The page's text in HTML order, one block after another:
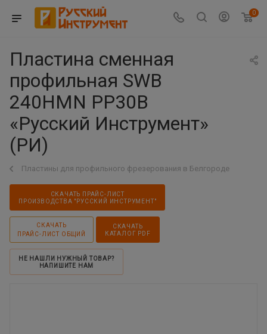
0
Пластина сменная
профильная SWB
240HMN PP30B
«Русский Инструмент»
(РИ)
Пластины для профильного фрезерования в Белгороде
СКАЧАТЬ ПРАЙС-ЛИСТ
ПРОИЗВОДСТВА "РУССКИЙ ИНСТРУМЕНТ"
СКАЧАТЬ
ПРАЙС-ЛИСТ ОБЩИЙ
СКАЧАТЬ
КАТАЛОГ PDF
НЕ НАШЛИ НУЖНЫЙ ТОВАР?
НАПИШИТЕ НАМ